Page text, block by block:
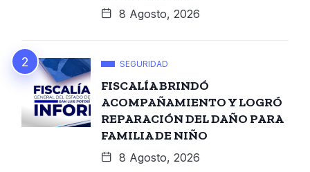
8 Agosto, 2026
SEGURIDAD
FISCALÍA BRINDÓ
ACOMPAÑAMIENTO Y LOGRÓ
REPARACIÓN DEL DAÑO PARA
FAMILIA DE NIÑO
8 Agosto, 2026